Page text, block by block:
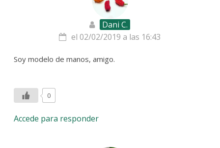
Dani C.
el 02/02/2019 a las 16:43
Soy modelo de manos, amigo.
0
Accede para responder